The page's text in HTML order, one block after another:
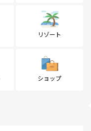
リゾート
ショップ